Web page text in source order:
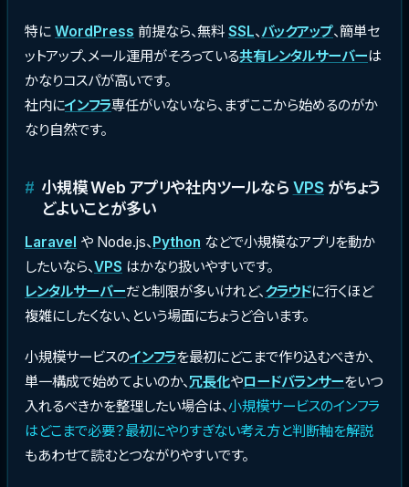
特に WordPress 前提なら、無料 SSL、 バックアップ、簡単セ
ットアップ、メール運用がそろっている共有レンタルサーバーは
かなりコスパが高いです。
社内にインフラ専任がいないなら、まずここから始めるのがか
なり自然です。
小規模 Web アプリや社内ツールなら VPS がちょう
どよいことが多い
Laravel や Node.js、 Python などで小規模なアプリを動か
したいなら、VPS はかなり扱いやすいです。
レンタルサーバーだと制限が多いけれど、 クラウドに行くほど
複雑にしたくない、という場面にちょうど合います。
小規模サービスのインフラを最初にどこまで作り込むべきか、
単一構成で始めてよいのか、冗長化やロードバランサーをいつ
入れるべきかを整理したい場合は、小規模サービスのインフラ
はどこまで必要？最初にやりすぎない考え方と判断軸を解説
もあわせて読むとつながりやすいです。